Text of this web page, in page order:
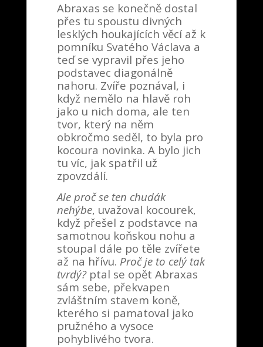
Abraxas se konečně dostal
přes tu spoustu divných
lesklých houkajících věcí až k
pomníku Svatého Václava a
teď se vypravil přes jeho
podstavec diagonálně
nahoru. Zvíře poznával, i
když nemělo na hlavě roh
jako u nich doma, ale ten
tvor, který na něm
obkročmo seděl, to byla pro
kocoura novinka. A bylo jich
tu víc, jak spatřil už
zpovzdálí.
Ale proč se ten chudák
nehýbe, uvažoval kocourek,
když přešel z podstavce na
samotnou koňskou nohu a
stoupal dále po těle zvířete
až na hřívu. Proč je to celý tak
tvrdý? ptal se opět Abraxas
sám sebe, překvapen
zvláštním stavem koně,
kterého si pamatoval jako
pružného a vysoce
pohyblivého tvora.